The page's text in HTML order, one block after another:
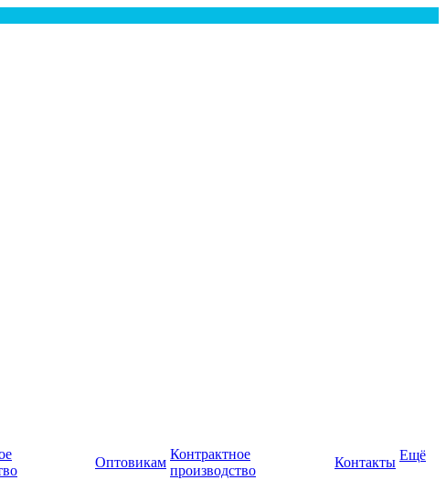
Оптовикам
Контрактное
производство
Контакты Ещё